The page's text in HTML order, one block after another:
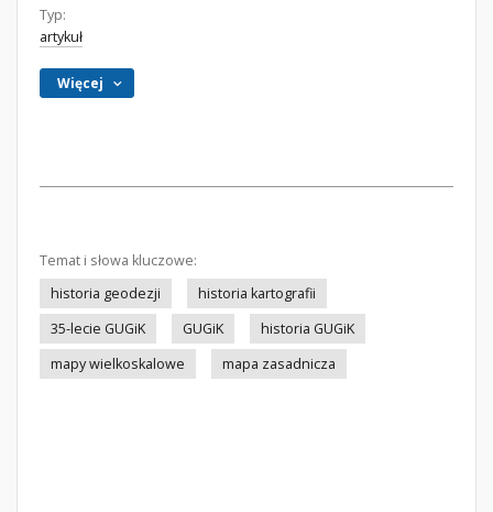
Typ:
artykuł
Więcej
Temat i słowa kluczowe:
historia geodezji
historia kartografii
35-lecie GUGiK
GUGiK
historia GUGiK
mapy wielkoskalowe
mapa zasadnicza